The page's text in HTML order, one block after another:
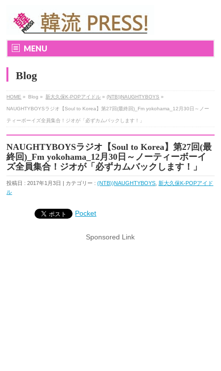
MENU
Blog
HOME » Blog » 新大久保K-POPアイドル »(NTB))NAUGHTYBOYS »
NAUGHTYBOYSラジオ【Soul to Korea】第27回(最終回)_Fm yokohama_12月30日～ノー
ティーボーイズ全員集合！ジオが「必ずカムバックします！」
NAUGHTYBOYSラジオ【Soul to Korea】第27回(最
終回)_Fm yokohama_12月30日～ノーティーボーイ
ズ全員集合！ジオが「必ずカムバックします！」
投稿日 : 2017年1月3日 | カテゴリー :(NTB))NAUGHTYBOYS 新大久保K-POPアイド
ル
Pocket
Sponsored Link